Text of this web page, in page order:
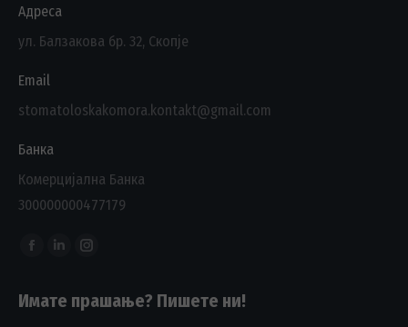
Адреса
ул. Балзакова бр. 32, Скопје
Email
stomatoloskakomora.kontakt@gmail.com
Банка
Комерцијална Банка
300000000477179
Find us on:
Facebook
opens
Linkedin
opens
Instagram
opens
Имате прашање? Пишете ни!